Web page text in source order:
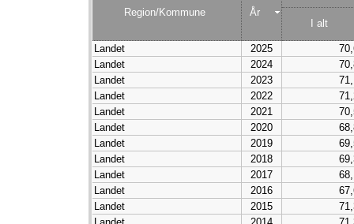
Region/Kommune
År
I alt
Landet 2025
Landet
2024
Landet
2023
Landet
2022
Landet
2021
Landet
2020
Landet
2019
Landet
2018
Landet
2017
Landet
2016
Landet
2015